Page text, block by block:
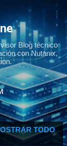
Blog técnico
con Nutanix,
TODO